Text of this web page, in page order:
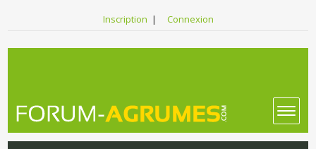
Inscription | Connexion